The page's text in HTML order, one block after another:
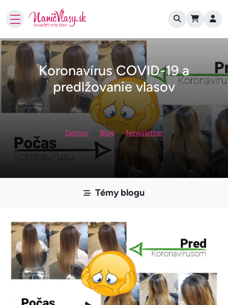
Skočiť na hlavný obsah
User account
Koronavírus COVID-19 a
predlžovanie vlasov
Omrvinka
Domov Blog Newsletter
Témy blogu